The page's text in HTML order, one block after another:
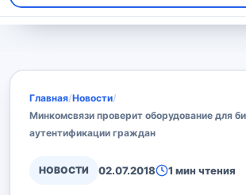
Главная/Новости/
Минкомсвязи проверит оборудование для
аутентификации граждан
НОВОСТИ 02.07.2018 1 мин чтения